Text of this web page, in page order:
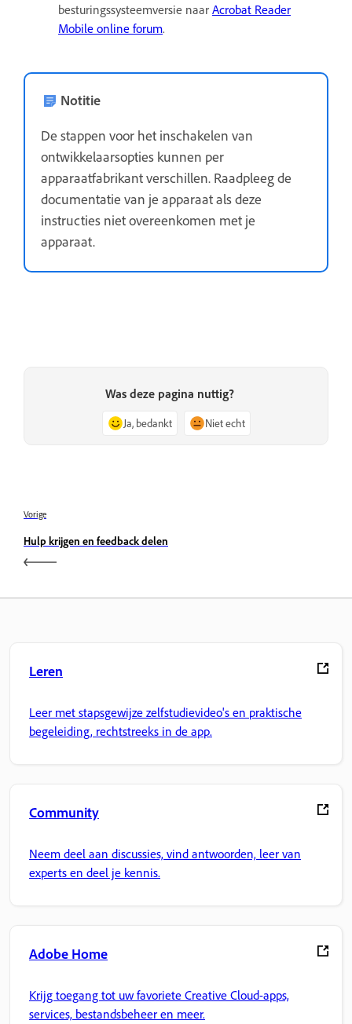
besturingssysteemversie naar Acrobat Reader
Mobile online forum.
Notitie
De stappen voor het inschakelen van
ontwikkelaarsopties kunnen per
apparaatfabrikant verschillen. Raadpleeg de
documentatie van je apparaat als deze
instructies niet overeenkomen met je
apparaat.
Was deze pagina nuttig?
Ja, bedankt Niet echt
Vorige
Hulp krijgen en feedback delen
Leren
Leer met stapsgewijze zelfstudievideo's en praktische
begeleiding, rechtstreeks in de app.
Community
Neem deel aan discussies, vind antwoorden, leer van
experts en deel je kennis.
Adobe Home
Krijg toegang tot uw favoriete Creative Cloud-apps,
services, bestandsbeheer en meer.